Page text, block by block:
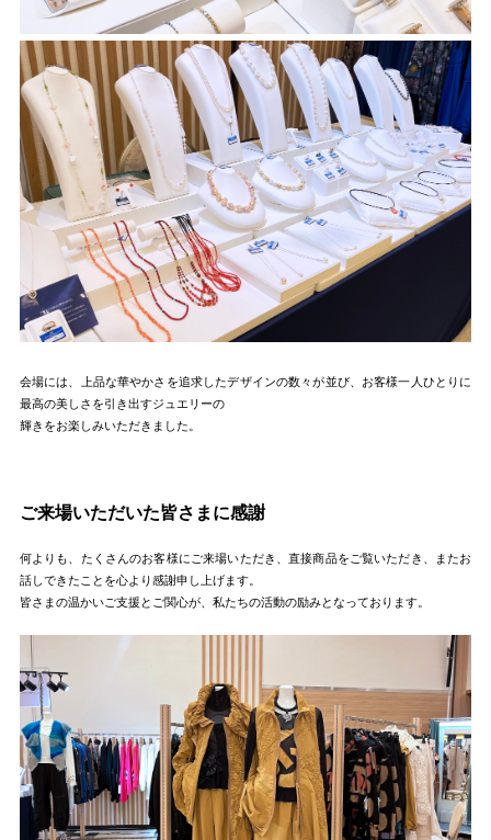
会場には、上品な華やかさを追求したデザインの数々が並び、お客様一人ひとりに
最高の美しさを引き出すジュエリーの
輝きをお楽しみいただきました。
ご来場いただいた皆さまに感謝
何よりも、たくさんのお客様にご来場いただき、直接商品をご覧いただき、またお
話しできたことを心より感謝申し上げます。
皆さまの温かいご支援とご関心が、私たちの活動の励みとなっております。